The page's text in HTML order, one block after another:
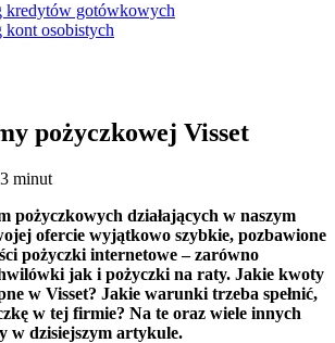
kredytów gotówkowych
kont osobistych
pożyczkowej Visset
minut
pożyczkowych działających w naszym
ofercie wyjątkowo szybkie, pozbawione
pożyczki internetowe – zarówno
jak i pożyczki na raty. Jakie kwoty
w Visset? Jakie warunki trzeba spełnić,
w tej firmie? Na te oraz wiele innych
w dzisiejszym artykule.